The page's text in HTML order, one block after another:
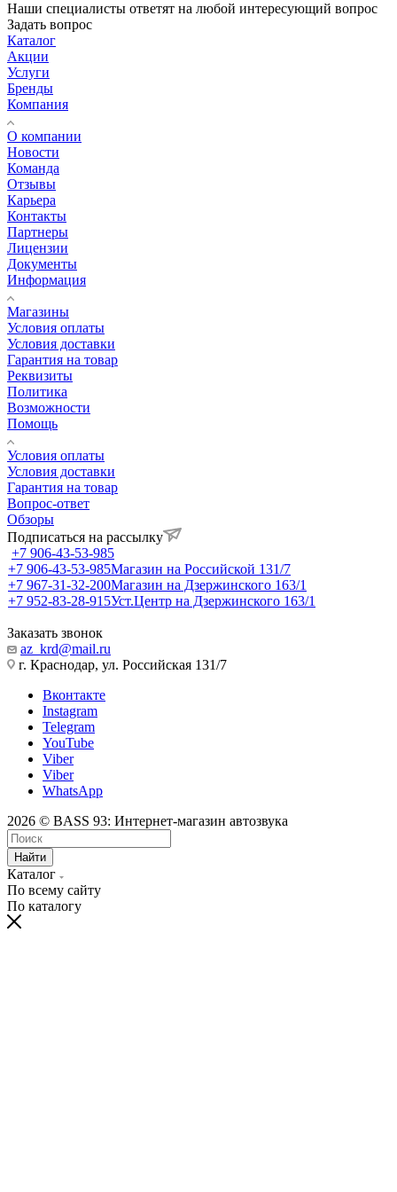
Наши специалисты ответят на любой интересующий вопрос
Задать вопрос
Каталог
Акции
Услуги
Бренды
Компания
О компании
Новости
Команда
Отзывы
Карьера
Контакты
Партнеры
Лицензии
Документы
Информация
Магазины
Условия оплаты
Условия доставки
Гарантия на товар
Реквизиты
Политика
Возможности
Помощь
Условия оплаты
Условия доставки
Гарантия на товар
Вопрос-ответ
Обзоры
Подписаться на рассылку
+7 906-43-53-985
+7 906-43-53-985Магазин на Российской 131/7
+7 967-31-32-200Магазин на Дзержинского 163/1
+7 952-83-28-915Уст.Центр на Дзержинского 163/1
Заказать звонок
az_krd@mail.ru
г. Краснодар, ул. Российская 131/7
Вконтакте
Instagram
Telegram
YouTube
Viber
Viber
WhatsApp
2026 © BASS 93: Интернет-магазин автозвука
Найти
Каталог
По всему сайту
По каталогу